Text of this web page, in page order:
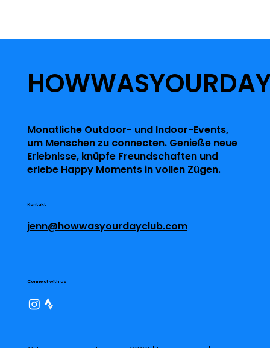
Monatliche Outdoor- und Indoor-Events,
um Menschen zu connecten. Genieße neue
Erlebnisse, knüpfe Freundschaften und
erlebe Happy Moments in vollen Zügen.
Connect with us
Kontakt
jenn@howwasyourdayclub.com